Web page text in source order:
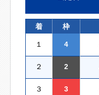
着 枠
１ 4
２ 2
３ 3